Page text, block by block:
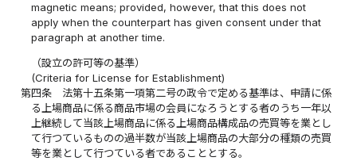
magnetic means; provided, however, that this does not
apply when the counterpart has given consent under that
paragraph at another time.
（設立の許可等の基準）
(Criteria for License for Establishment)
第四条
法第十五条第一項第二号の政令で定める基準は、申請に係
る上場商品に係る商品市場の会員になろうとする者のうち一年以
上継続して当該上場商品に係る上場商品構成品の売買等を業とし
て行つているものの過半数が当該上場商品の大部分の種類の売買
等を業として行つている者であることとする。